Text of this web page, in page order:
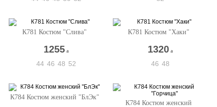
К781 Костюм "Слива"
1255 a
44 46 48 52
К781 Костюм "Хаки"
1320 a
46 48
К784 Костюм женский "БлЭк"
К784 Костюм женский